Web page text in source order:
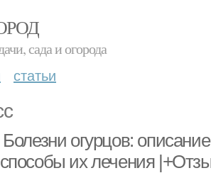
сада и огорода
статьи
огурцов:
их лечения